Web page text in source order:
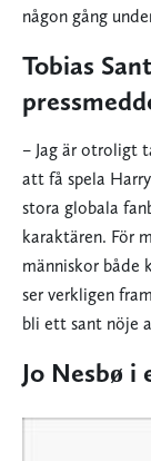
någon gång
Tobias
– Jag är otroligt
att få spela
stora globala
karaktären. För
människor både
ser verkligen
bli ett sant nöje
Jo Nesbø i